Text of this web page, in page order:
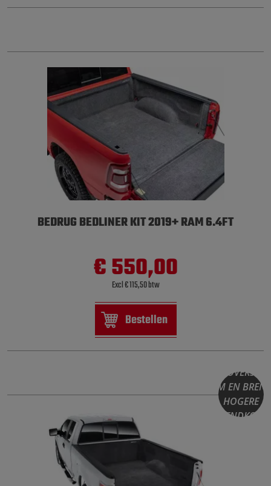
BEDRUG BEDLINER KIT 2019+ RAM 6.4FT
€ 550,00
Excl € 115,50 btw
Bestellen
EEN
ITEM EN
HOGERE